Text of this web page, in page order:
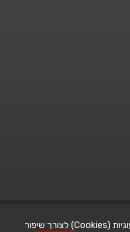
אתר זה משתמש בעוגיות (Cookies) לצורך שיפור